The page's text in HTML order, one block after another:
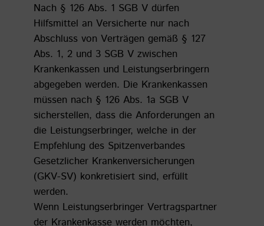
Nach § 126 Abs. 1 SGB V dürfen
Hilfsmittel an Versicherte nur nach
Abschluss von Verträgen gemäß § 127
Abs. 1, 2 und 3 SGB V zwischen
Krankenkassen und Leistungserbringern
abgegeben werden. Die Krankenkassen
müssen nach § 126 Abs. 1a SGB V
sicherstellen, dass die Anforderungen an
die Leistungserbringer, welche in der
Empfehlung des Spitzenverbandes
Gesetzlicher Krankenversicherungen
(GKV-SV) konkretisiert sind, erfüllt
werden.
Wenn Leistungserbringer Vertragspartner
der Krankenkasse werden möchten,